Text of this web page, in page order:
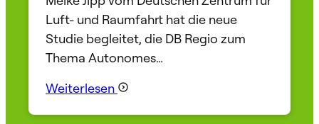
Luft- und Raumfahrt hat die neue
Studie begleitet, die DB Regio zum
Thema Autonomes…
Weiterlesen